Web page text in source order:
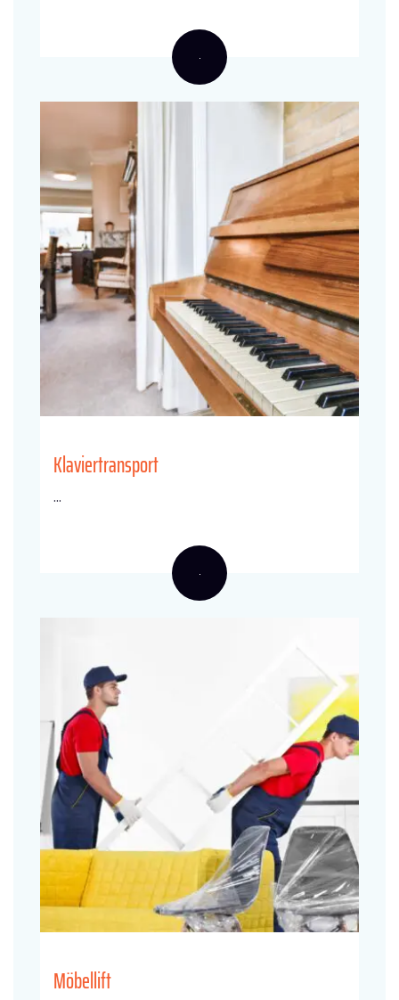
Klaviertransport
...
Möbellift